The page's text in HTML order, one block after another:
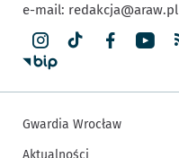
e-mail: redakcja@araw.pl
Gwardia Wrocław
Aktualności